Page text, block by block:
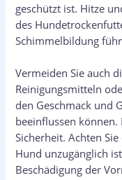
geschützt ist. Hitze
des
Schimmelbildung
Vermeiden Sie auch
Reinigungsmitteln
den Geschmack und
beeinflussen
Sicherheit. Achten
Hund unzugänglich
Beschädigung der